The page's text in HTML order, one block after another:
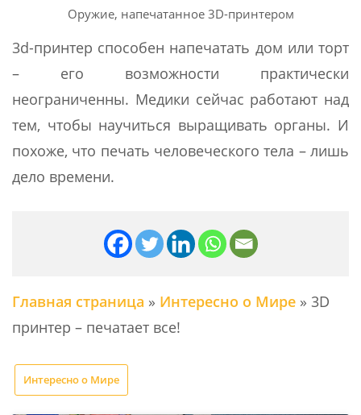
Оружие, напечатанное 3D-принтером
3d-принтер способен напечатать дом или торт
– его возможности практически
неограниченны. Медики сейчас работают над
тем, чтобы научиться выращивать органы. И
похоже, что печать человеческого тела – лишь
дело времени.
Главная страница » Интересно о Мире » 3D
принтер – печатает все!
Интересно о Мире